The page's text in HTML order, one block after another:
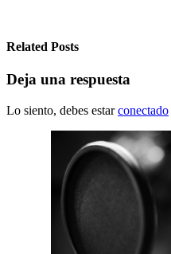
Related Posts
Deja una respuesta
Lo siento, debes estarconectado